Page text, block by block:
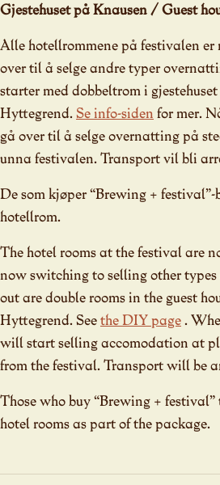
Gjestehuset på Knausen / Guest
Alle hotellrommene på festivalen er
over til å selge andre typer
starter med dobbeltrom i
Hyttegrend.Se info-siden for mer.
gå over til å selge overnatting på
unna festivalen. Transport vil bli
De som kjøper “Brewing +
hotellrom.
The hotel rooms at the festival are
now switching to selling other
out are double rooms in the guest
Hyttegrend. Seethe DIY page.
will start selling accomodation at
from the festival. Transport will be
Those who buy “Brewing +
hotel rooms as part of the package.